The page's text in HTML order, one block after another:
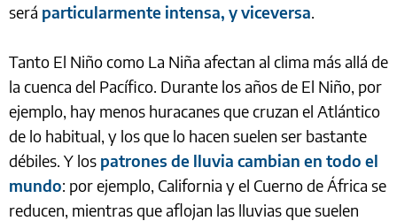
será particularmente intensa, y viceversa.
Tanto El Niño como La Niña afectan al clima más allá de
la cuenca del Pacífico. Durante los años de El Niño, por
ejemplo, hay menos huracanes que cruzan el Atlántico
de lo habitual, y los que lo hacen suelen ser bastante
débiles. Y los patrones de lluvia cambian en todo el
mundo: por ejemplo, California y el Cuerno de África se
reducen, mientras que aflojan las lluvias que suelen